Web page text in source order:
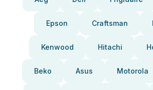
Epson Craftsman
Kenwood Hitachi
Beko Asus Motorola